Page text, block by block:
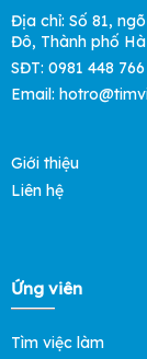
Địa chỉ: Số 81,
Đô, Thành phố
SĐT: 0981 448 766
Email:
Giới thiệu
Liên hệ
Ứng viên
Tìm việc làm